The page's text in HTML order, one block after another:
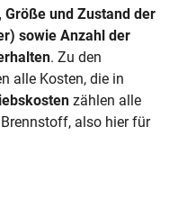
Größe und Zustand der
sowie Anzahl der
. Zu den
alle Kosten, die in
zählen alle
also hier für